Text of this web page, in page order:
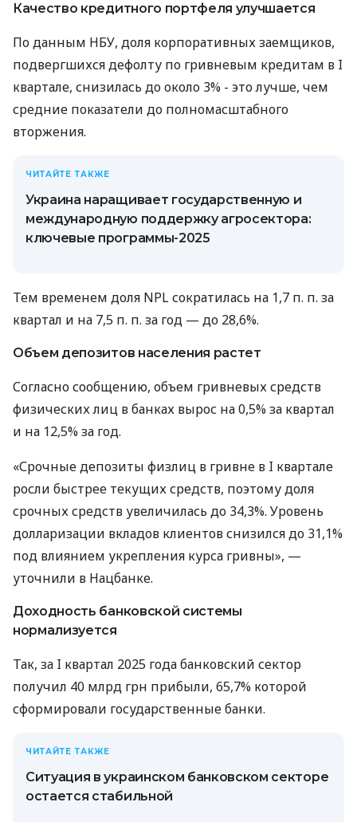
Качество кредитного портфеля улучшается
По данным НБУ, доля корпоративных заемщиков,
подвергшихся дефолту по гривневым кредитам в I
квартале, снизилась до около 3% - это лучше, чем
средние показатели до полномасштабного
вторжения.
ЧИТАЙТЕ ТАКЖЕ
Украина наращивает государственную и
международную поддержку агросектора:
ключевые программы-2025
Тем временем доля NPL сократилась на 1,7 п. п. за
квартал и на 7,5 п. п. за год — до 28,6%.
Объем депозитов населения растет
Согласно сообщению, объем гривневых средств
физических лиц в банках вырос на 0,5% за квартал
и на 12,5% за год.
«Срочные депозиты физлиц в гривне в I квартале
росли быстрее текущих средств, поэтому доля
срочных средств увеличилась до 34,3%. Уровень
долларизации вкладов клиентов снизился до 31,1%
под влиянием укрепления курса гривны», —
уточнили в Нацбанке.
Доходность банковской системы
нормализуется
Так, за I квартал 2025 года банковский сектор
получил 40 млрд грн прибыли, 65,7% которой
сформировали государственные банки.
ЧИТАЙТЕ ТАКЖЕ
Ситуация в украинском банковском секторе
остается стабильной